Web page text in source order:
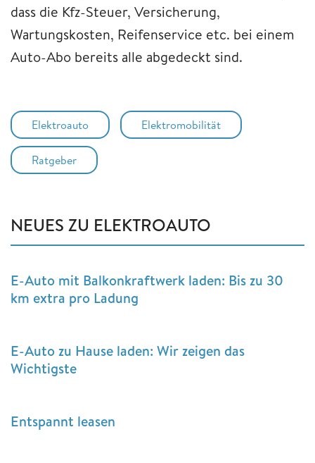
dass die Kfz-Steuer, Versicherung,
Wartungskosten, Reifenservice etc. bei einem
Auto-Abo bereits alle abgedeckt sind.
Elektroauto Elektromobilität
Ratgeber
NEUES ZU ELEKTROAUTO
E-Auto mit Balkonkraftwerk laden: Bis zu 30
km extra pro Ladung
E-Auto zu Hause laden: Wir zeigen das
Wichtigste
Entspannt leasen